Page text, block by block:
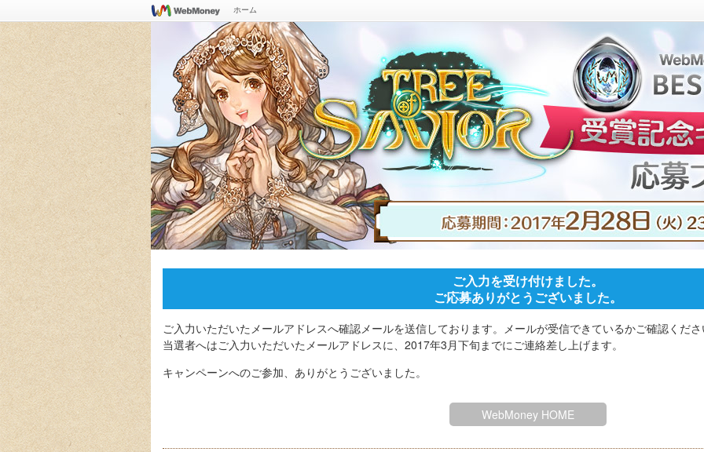
ホーム
ご入力を受け付けました。
ご応募ありがとうございました。
ご入力いただいたメールアドレスへ確認メールを送信しております。メールが受信できているかご確認くだ
当選者へはご入力いただいたメールアドレスに、2017年3月下旬までにご連絡差し上げます。
キャンペーンへのご参加、ありがとうございました。
WebMoney HOME